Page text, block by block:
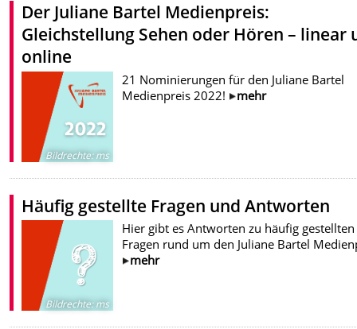
Der Juliane Bartel Medienpreis:
Gleichstellung Sehen oder Hören – linear
online
Bildrechte:ms
21 Nominierungen für den Juliane Bartel
Medienpreis 2022!
mehr
Häufig gestellte Fragen und Antworten
Bildrechte:ms
Hier gibt es Antworten zu häufig gestellten
Fragen rund um den Juliane Bartel
mehr